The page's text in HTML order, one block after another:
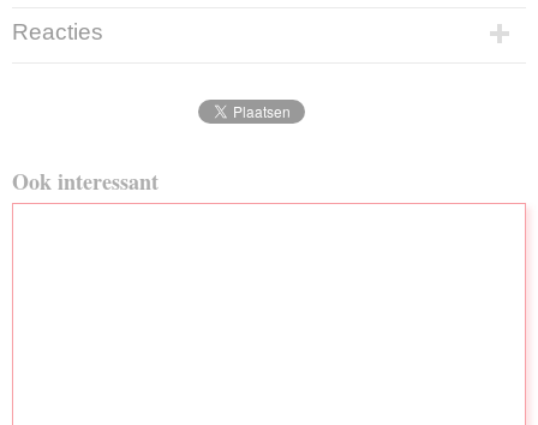
Reacties
Ook interessant